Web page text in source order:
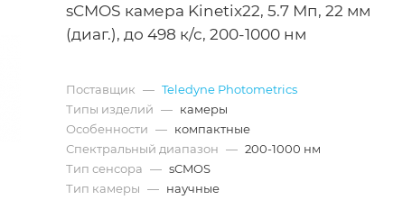
sCMOS камера Kinetix22, 5.7 Мп, 22 мм
(диаг.), до 498 к/с, 200-1000 нм
Поставщик — Teledyne Photometrics
Типы изделий — камеры
Особенности — компактные
Спектральный диапазон — 200-1000 нм
Тип сенсора — sCMOS
Тип камеры — научные